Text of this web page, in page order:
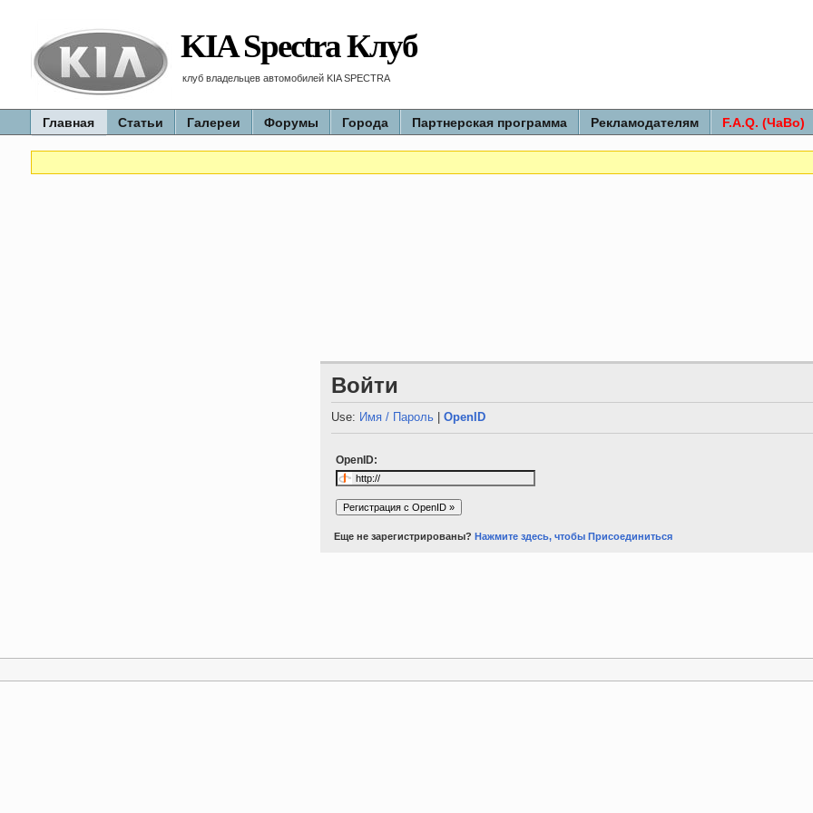
KIA Spectra Клуб
клуб владельцев автомобилей KIA SPECTRA
Главная Статьи Галереи Форумы Города Партнерская программа Рекламодателям F.A.Q. (ЧаВо)
Войти
Use: Имя / Пароль| OpenID
OpenID:
Еще не зарегистрированы? Нажмите здесь, чтобы Присоединиться